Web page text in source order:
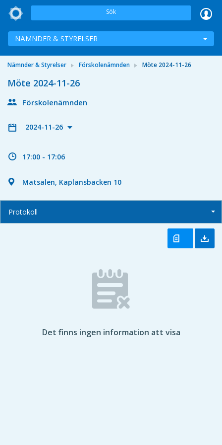
Sök
NÄMNDER & STYRELSER
Nämnder & Styrelser Förskolenämnden Möte 2024-11-26
Möte 2024-11-26
Förskolenämnden
2024-11-26
17:00 - 17:06
Matsalen, Kaplansbacken 10
Protokoll
Det finns ingen information att visa